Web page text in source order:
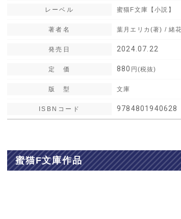
レーベル 蜜猫F文庫【小説】
著者名 葉月エリカ(著) / 緒
発売日 2024.07.22
定 価 880 円(税抜)
版 型 文庫
ISBN 9784801940628
蜜猫F文庫作品